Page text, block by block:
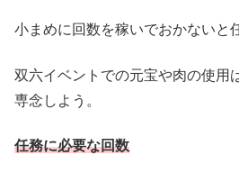
小まめに回数を稼いでおかないと
双六イベントでの元宝や肉の使用
専念しよう。
任務に必要な回数